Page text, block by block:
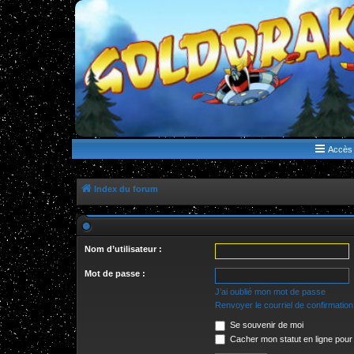
WWW.GOLDORAKGO.COM
le site de la Lune Rouge
Accès
Index du forum
Nom d’utilisateur :
Mot de passe :
J’ai oublié mon mot de passe
Renvoyer le courriel de confirmation
Se souvenir de moi
Cacher mon statut en ligne